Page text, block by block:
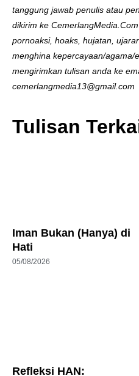
tanggung jawab penulis atau
dikirim ke
pornoaksi, hoaks, hujatan,
menghina kepercayaan/agama/
mengirimkan tulisan anda ke
cemerlangmedia13@gmail.com
Tulisan
Iman Bukan (Hanya) di
Hati
05/08/2026
Refleksi HAN: